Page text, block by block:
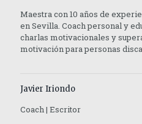
Maestra con 10 años de
en Sevilla. Coach personal y
charlas motivacionales y
motivación para personas
Javier Iriondo
Coach | Escritor